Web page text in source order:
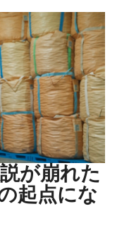
が崩れた
起点にな